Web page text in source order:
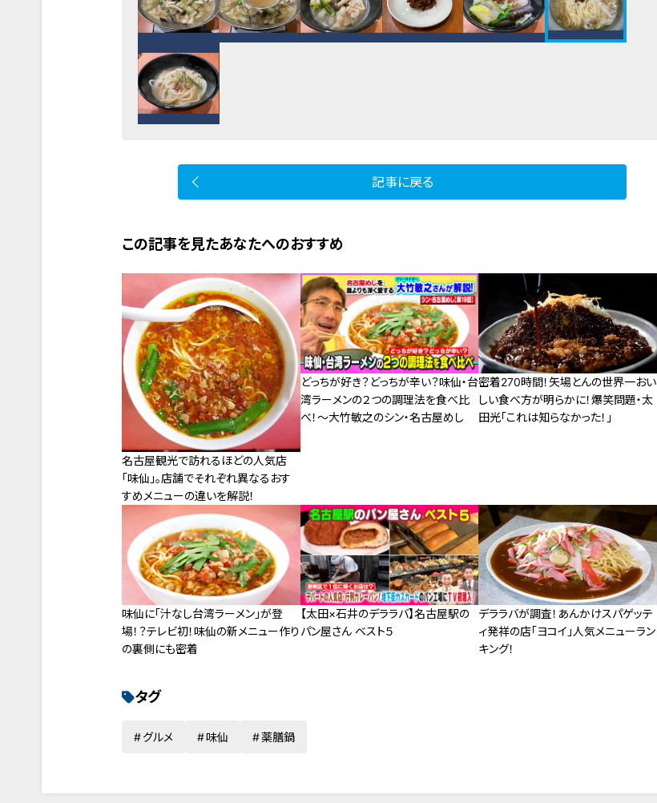
記事に戻る
この記事を見たあなたへのおすすめ
名古屋観光で訪れるほどの人気店
「味仙」。店舗でそれぞれ異なるおす
すめメニューの違いを解説！
どっちが好き？どっちが辛い？味仙・台
湾ラーメンの２つの調理法を食べ比
べ！～大竹敏之のシン・名古屋めし
密着270時間！矢場とんの世界一おい
しい食べ方が明らかに！爆笑問題・太
田光「これは知らなかった！」
味仙に「汁なし台湾ラーメン」が登
場！？テレビ初！味仙の新メニュー作り
の裏側にも密着
【太田×石井のデララバ】名古屋駅の
パン屋さん ベスト５
デララバが調査！あんかけスパゲッテ
ィ発祥の店「ヨコイ」人気メニューラン
キング！
タグ
グルメ 味仙 薬膳鍋